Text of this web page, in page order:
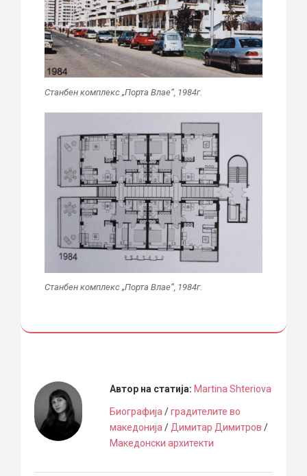
Станбен комплекс „Порта Влае“, 1984г.
Станбен комплекс „Порта Влае“, 1984г.
Автор на статија: Martina Shteriova
Биографија /градителите во
македонија / Димитар Димитров /
Македонски архитекти